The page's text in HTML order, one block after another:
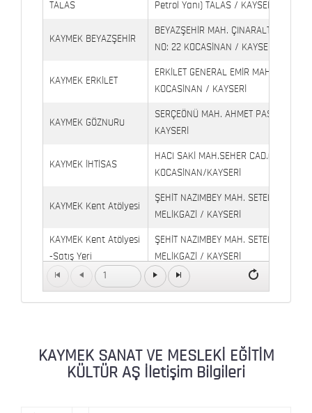
TALAS
Petrol Yanı) TALAS / KAYSERİ
KAYMEK BEYAZŞEHİR
BEYAZŞEHİR MAH. ÇINARALTI
NO: 22 KOCASİNAN / KAYSERİ
KAYMEK ERKİLET
ERKİLET GENERAL EMİR MAH.
KOCASİNAN / KAYSERİ
KAYMEK GÖZNURU
SERÇEÖNÜ MAH. AHMET PAŞA CAD.
KAYSERİ
KAYMEK İHTİSAS
HACI SAKİ MAH.SEHER CAD.(6009
KOCASİNAN/KAYSERİ
KAYMEK Kent Atölyesi
ŞEHİT NAZIMBEY MAH. SETENÖNÜ
MELİKGAZİ / KAYSERİ
KAYMEK Kent Atölyesi
-Satış Yeri
ŞEHİT NAZIMBEY MAH. SETENÖNÜ
MELİKGAZİ / KAYSERİ
Kaymek Köşk Sosyal
Köşk Mahallesi, Orgeneral Eşref Bitlis
KAYMEK SÜMER MEVLANA MAH. 8. CAD. NO: 28
1
KAYMEK SANAT VE MESLEKİ EĞİTİM
KÜLTÜR AŞ İletişim Bilgileri